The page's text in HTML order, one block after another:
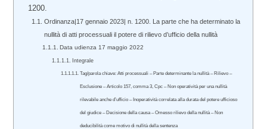
1200.
Ordinanza|17 gennaio 2023| n. 1200. La parte che ha determinato la
nullità di atti processuali il potere di rilievo d’ufficio della nullità
Data udienza 17 maggio 2022
Integrale
Tag/parola chiave: Atti processuali – Parte determinante la nullità – Rilievo –
Esclusione – Articolo 157, comma 3, Cpc – Non operatività per una nullità
rilevabile anche d’ufficio – Inoperatività correlata alla durata del potere ufficioso
del giudice – Decisione della causa – Omesso rilievo della nullità – Non
deducibilità come motivo di nullità della sentenza